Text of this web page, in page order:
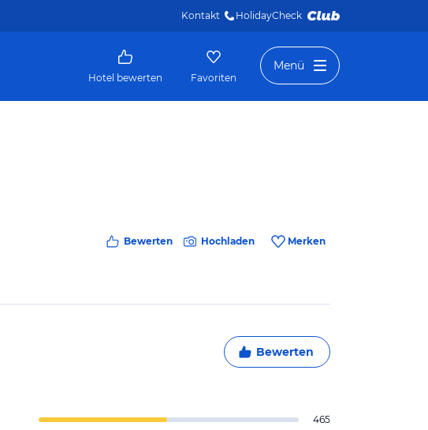
Kontakt HolidayCheck
Hotel bewerten Favoriten
Menü
Bewerten Hochladen Merken
Bewerten
465